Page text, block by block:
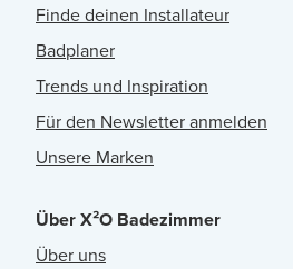
Finde deinen Installateur
Badplaner
Trends und Inspiration
Für den Newsletter anmelden
Unsere Marken
Über X²O Badezimmer
Über uns